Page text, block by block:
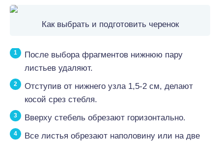
Как выбрать и подготовить черенок
После выбора фрагментов нижнюю пару
листьев удаляют.
Отступив от нижнего узла 1,5-2 см, делают
косой срез стебля.
Вверху стебель обрезают горизонтально.
Все листья обрезают наполовину или на две